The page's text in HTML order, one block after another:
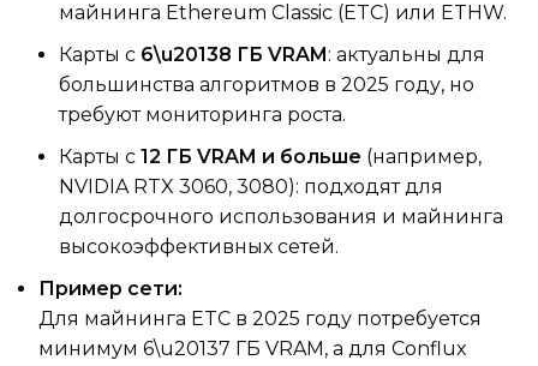
майнинга Ethereum Classic (ETC) или ETHW.
Карты с 6\u20138 ГБ VRAM : актуальны для
большинства алгоритмов в 2025 году, но
требуют мониторинга роста.
Карты с 12 ГБ VRAM и больше (например,
NVIDIA RTX 3060, 3080): подходят для
долгосрочного использования и майнинга
высокоэффективных сетей.
Пример сети:
Для майнинга ETC в 2025 году потребуется
минимум 6\u20137 ГБ VRAM, а для Conflux